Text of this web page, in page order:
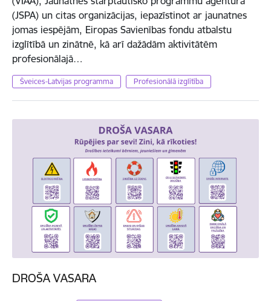
(JSPA) un citas organizācijas, iepazīstinot ar jaunatnes
jomas iespējām, Eiropas Savienības fondu atbalstu
izglītībā un zinātnē, kā arī dažādām aktivitātēm
profesionālajā…
Šveices-Latvijas programma Profesionālā izglītība
DROŠA VASARA